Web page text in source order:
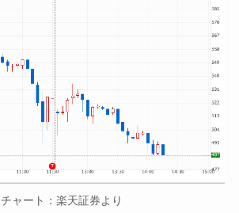
チャート：楽天証券より